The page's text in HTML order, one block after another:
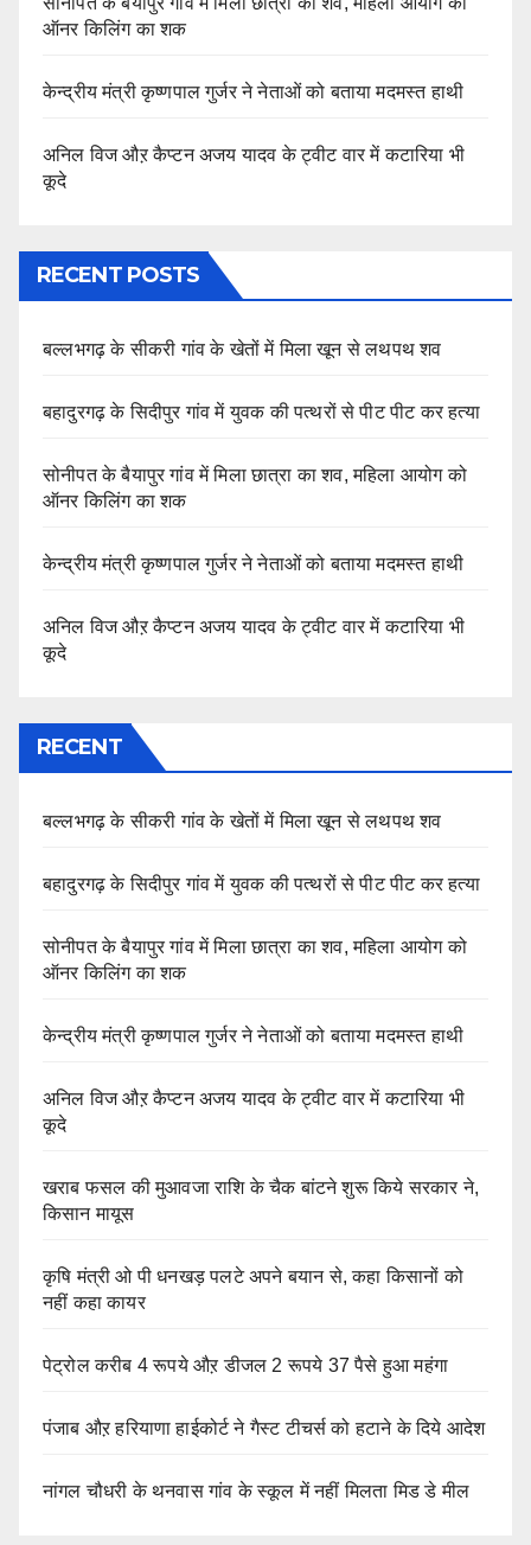
ऑनर किलिंग का शक
केन्द्रीय मंत्री कृष्णपाल गुर्जर ने नेताओं को बताया मदमस्त हाथी
अनिल विज औऱ कैप्टन अजय यादव के ट्वीट वार में कटारिया भी
कूदे
RECENT POSTS
बल्लभगढ़ के सीकरी गांव के खेतों में मिला खून से लथपथ शव
बहादुरगढ़ के सिदीपुर गांव में युवक की पत्थरों से पीट पीट कर हत्या
सोनीपत के बैयापुर गांव में मिला छात्रा का शव, महिला आयोग को
ऑनर किलिंग का शक
केन्द्रीय मंत्री कृष्णपाल गुर्जर ने नेताओं को बताया मदमस्त हाथी
अनिल विज औऱ कैप्टन अजय यादव के ट्वीट वार में कटारिया भी
कूदे
RECENT
बल्लभगढ़ के सीकरी गांव के खेतों में मिला खून से लथपथ शव
बहादुरगढ़ के सिदीपुर गांव में युवक की पत्थरों से पीट पीट कर हत्या
सोनीपत के बैयापुर गांव में मिला छात्रा का शव, महिला आयोग को
ऑनर किलिंग का शक
केन्द्रीय मंत्री कृष्णपाल गुर्जर ने नेताओं को बताया मदमस्त हाथी
अनिल विज औऱ कैप्टन अजय यादव के ट्वीट वार में कटारिया भी
कूदे
खराब फसल की मुआवजा राशि के चैक बांटने शुरू किये सरकार ने,
किसान मायूस
कृषि मंत्री ओ पी धनखड़ पलटे अपने बयान से, कहा किसानों को
नहीं कहा कायर
पेट्रोल करीब 4 रूपये औऱ डीजल 2 रूपये 37 पैसे हुआ महंगा
पंजाब औऱ हरियाणा हाईकोर्ट ने गैस्ट टीचर्स को हटाने के दिये आदेश
नांगल चौधरी के थनवास गांव के स्कूल में नहीं मिलता मिड डे मील